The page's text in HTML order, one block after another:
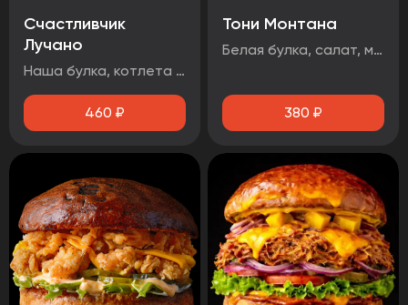
Счастливчик
Лучано
Наша булка, котлета говяжья, бекон, сыр чеддер, помидор, огурец маринованный, лист салата, луковые кольца, соус барбекю.
460 ₽
Тони Монтана
Белая булка, салат, маринованные огурцы, говядина, чеддер, фритюрный лук, два фирменных соуса
380 ₽